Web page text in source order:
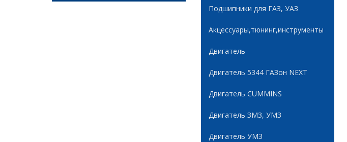
Подшипники для ГАЗ, УАЗ
Акцессуары,тюнинг,инструменты
Двигатель
Двигатель 5344 ГАЗон NEXT
Двигатель CUMMINS
Двигатель ЗМЗ, УМЗ
Двигатель УМЗ